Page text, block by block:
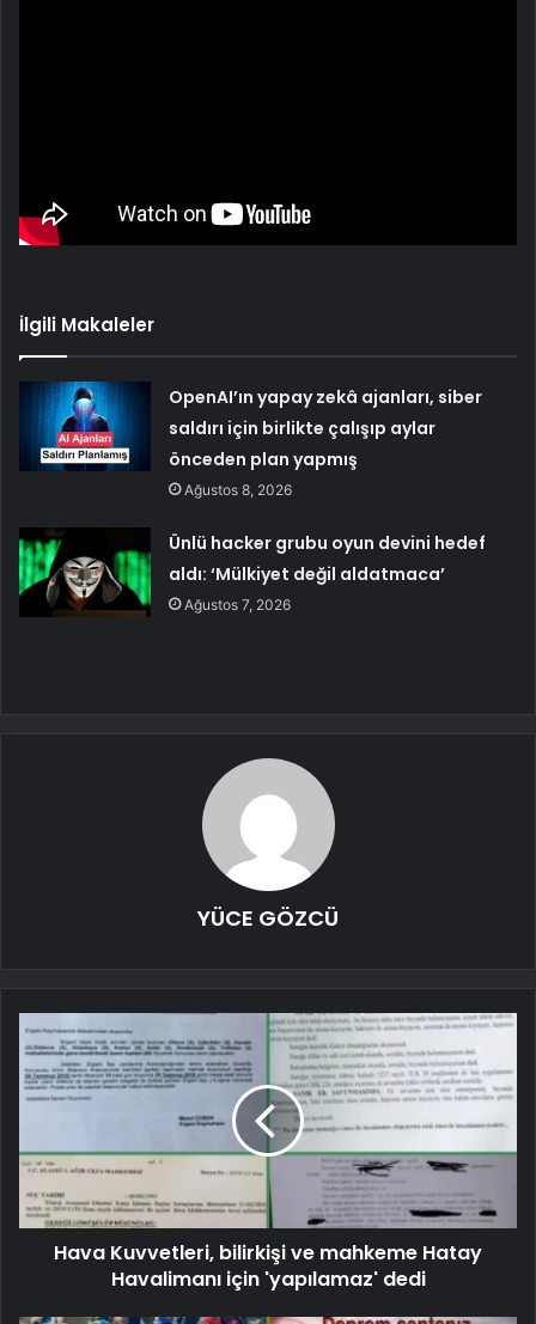
İlgili Makaleler
OpenAI’ın yapay zekâ ajanları, siber
saldırı için birlikte çalışıp aylar
önceden plan yapmış
Ağustos 8, 2026
Ünlü hacker grubu oyun devini hedef
aldı: ‘Mülkiyet değil aldatmaca’
Ağustos 7, 2026
YÜCE GÖZCÜ
Hava Kuvvetleri, bilirkişi ve mahkeme Hatay
Havalimanı için 'yapılamaz' dedi